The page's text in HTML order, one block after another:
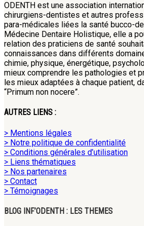
ODENTH est une association
chirurgiens-dentistes et autres
para-médicales liées la santé bucco-
Médecine Dentaire Holistique, elle a
relation des praticiens de santé
connaissances dans différents
chimie, physique, énergétique,
mieux comprendre les pathologies et
les mieux adaptées à chaque patient,
“Primum non nocere”.
AUTRES LIENS :
> Mentions légales
> Notre politique de confidentialité
> Conditions générales d’utilisation
> Liens thématiques
> Nos partenaires
> Contact
> Témoignages
BLOG INF’ODENTH : LES THEMES